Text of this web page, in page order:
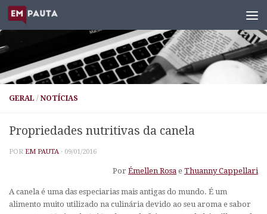
Skip to content
GERAL / NOTÍCIAS
Propriedades nutritivas da canela
POR EM PAUTA · 09/01/2016
Por Émellen Rosa e Thuanny Cappellari
A canela é uma das especiarias mais antigas do mundo. É um
alimento muito utilizado na culinária devido ao seu aroma e sabor